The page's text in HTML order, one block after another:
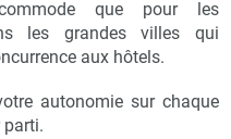
que pour les
les grandes villes qui
aux hôtels.
autonomie sur chaque
parti.